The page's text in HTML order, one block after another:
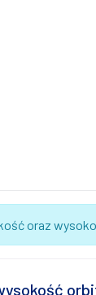
oraz